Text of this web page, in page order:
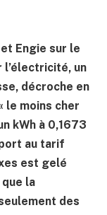
Engie sur le
l’électricité, un
décroche en
le moins cher
kWh à 0,1673
au tarif
est gelé
la
des